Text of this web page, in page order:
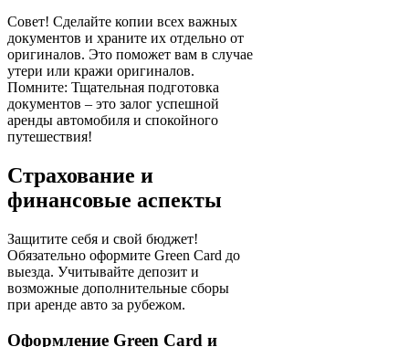
Совет! Сделайте копии всех важных
документов и храните их отдельно от
оригиналов. Это поможет вам в случае
утери или кражи оригиналов.
Помните: Тщательная подготовка
документов – это залог успешной
аренды автомобиля и спокойного
путешествия!
Страхование и
финансовые аспекты
Защитите себя и свой бюджет!
Обязательно оформите Green Card до
выезда. Учитывайте депозит и
возможные дополнительные сборы
при аренде авто за рубежом.
Оформление Green Card и